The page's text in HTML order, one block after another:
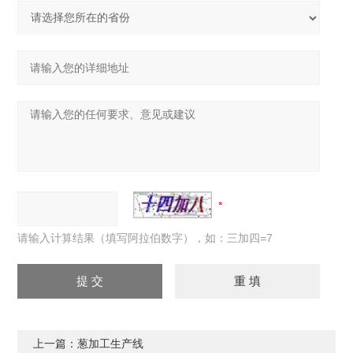
请输入计算结果（填写阿拉伯数字），如：三加四=7
上一篇：葱加工生产线